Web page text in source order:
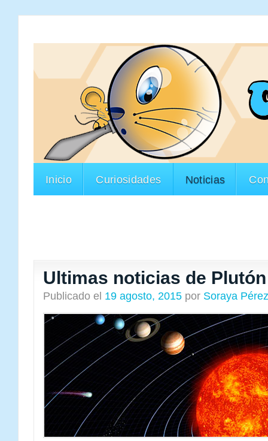
Inicio Curiosidades Noticias
Ultimas noticias de Plutón
Publicado el 19 agosto, 2015 por Soraya Pérez